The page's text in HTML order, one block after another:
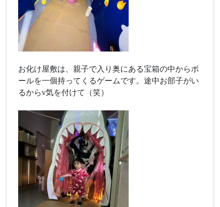
お化け屋敷は、親子で入り奥にある宝箱の中からボ
ールを一個持ってくるゲームです。途中お部子がい
るからv気を付けて（笑）